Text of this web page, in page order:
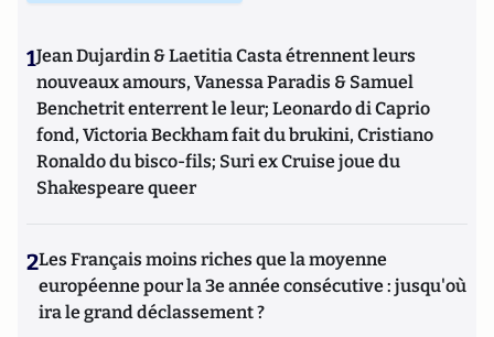
1Jean Dujardin & Laetitia Casta étrennent leurs
nouveaux amours, Vanessa Paradis & Samuel
Benchetrit enterrent le leur; Leonardo di Caprio
fond, Victoria Beckham fait du brukini, Cristiano
Ronaldo du bisco-fils; Suri ex Cruise joue du
Shakespeare queer
2Les Français moins riches que la moyenne
européenne pour la 3e année consécutive : jusqu'où
ira le grand déclassement ?